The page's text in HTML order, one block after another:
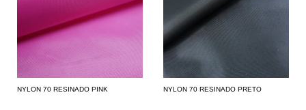
NYLON 70 RESINADO PINK NYLON 70 RESINADO PRETO